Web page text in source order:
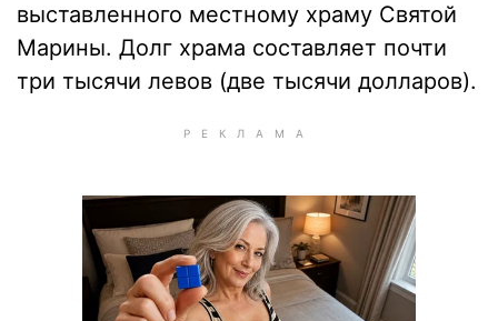
выставленного местному храму Святой
Марины. Долг храма составляет почти
три тысячи левов (две тысячи долларов).